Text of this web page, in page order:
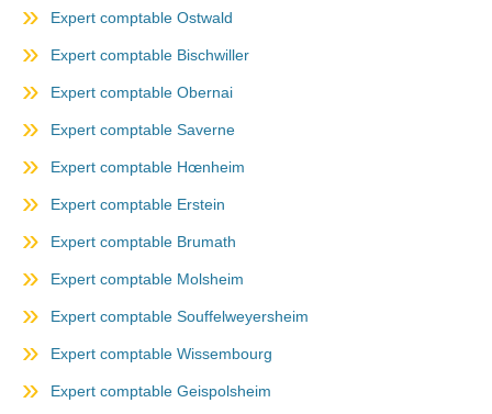
Expert comptable Ostwald
Expert comptable Bischwiller
Expert comptable Obernai
Expert comptable Saverne
Expert comptable Hœnheim
Expert comptable Erstein
Expert comptable Brumath
Expert comptable Molsheim
Expert comptable Souffelweyersheim
Expert comptable Wissembourg
Expert comptable Geispolsheim